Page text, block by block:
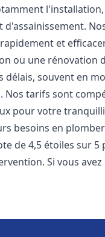
et
ou une rénovation
souvent en
Nos tarifs sont
pour votre
besoins en
de 4,5 étoiles sur 5
Si vous